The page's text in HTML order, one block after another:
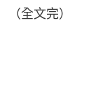
（全文完）